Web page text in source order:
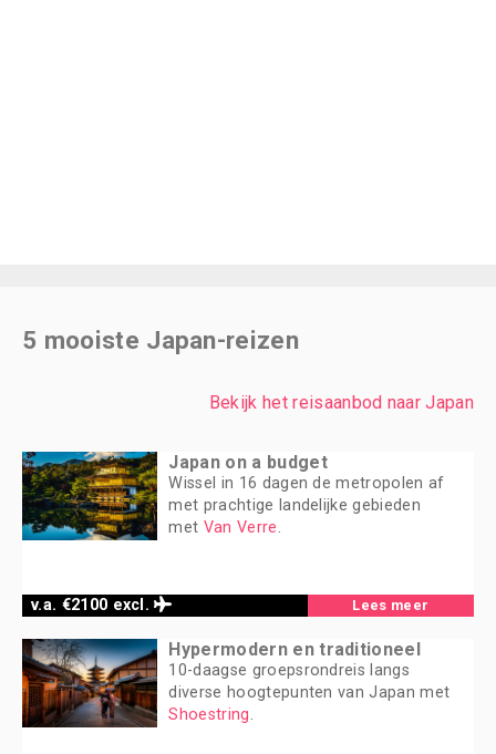
5 mooiste Japan-reizen
Bekijk het reisaanbod naar Japan
v.a. €2100 excl.
Japan on a budget
Wissel in 16 dagen de metropolen af
met prachtige landelijke gebieden
met Van Verre.
Lees meer
Hypermodern en traditioneel
10-daagse groepsrondreis langs
diverse hoogtepunten van Japan met
Shoestring.